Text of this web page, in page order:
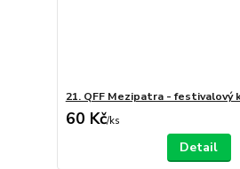
21. QFF Mezipatra - festivalový
60 Kč/ks
Detail